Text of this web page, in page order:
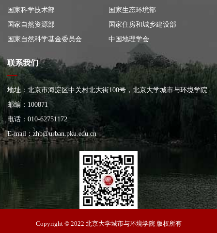
国家科学技术部
国家生态环境部
国家自然资源部
国家住房和城乡建设部
国家自然科学基金委员会
中国地理学会
联系我们
地址：北京市海淀区中关村北大街100号，北京大学城市与环境学院
大楼
邮编：100871
电话：010-62751172
E-mail：zhb@urban.pku.edu.cn
北京大学城市与环境学院
Copyright © 2022 北京大学城市与环境学院 版权所有